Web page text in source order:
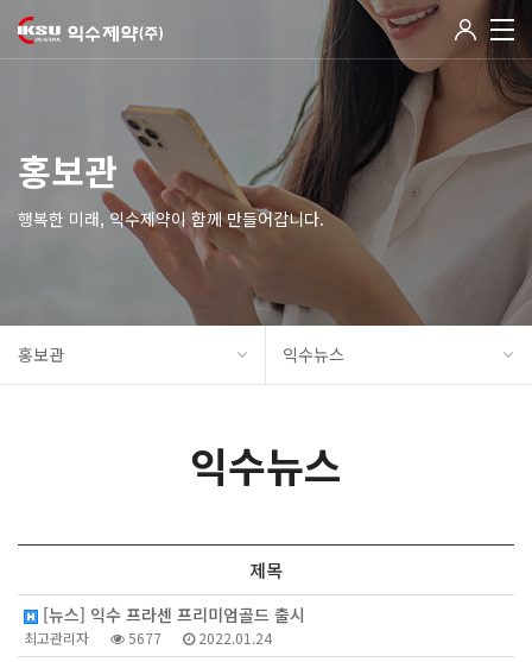
홍보관
행복한 미래, 익수제약이 함께 만들어갑니다.
홍보관 익수뉴스
익수뉴스
제목
[뉴스] 익수 프라센 프리미엄골드 출시
최고관리자 5677 2022.01.24